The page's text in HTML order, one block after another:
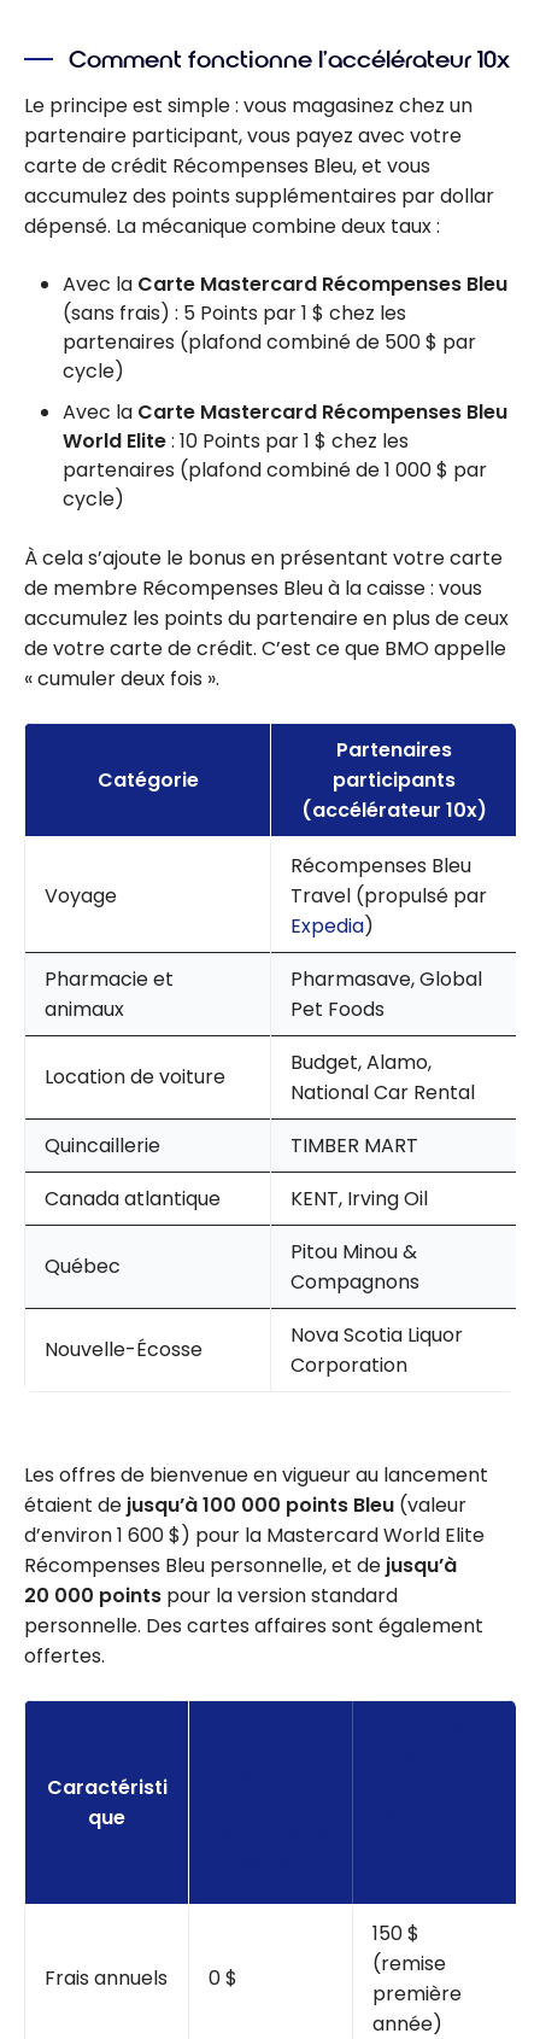
Comment fonctionne l’accélérateur 10x
Le principe est simple : vous magasinez chez un
partenaire participant, vous payez avec votre
carte de crédit Récompenses Bleu, et vous
accumulez des points supplémentaires par dollar
dépensé. La mécanique combine deux taux :
Avec la Carte Mastercard Récompenses Bleu
(sans frais) : 5 Points par 1 $ chez les
partenaires (plafond combiné de 500 $ par
cycle)
Avec la Carte Mastercard Récompenses Bleu
World Elite: 10 Points par 1 $ chez les
partenaires (plafond combiné de 1 000 $ par
cycle)
À cela s’ajoute le bonus en présentant votre carte
de membre Récompenses Bleu à la caisse : vous
accumulez les points du partenaire en plus de ceux
de votre carte de crédit. C’est ce que BMO appelle
« cumuler deux fois ».
Catégorie
Partenaires
participants
(accélérateur 10x)
Voyage
Récompenses Bleu
Travel (propulsé par
Expedia)
Pharmacie et
animaux
Pharmasave, Global
Pet Foods
Location de voiture
Budget, Alamo,
National Car Rental
Quincaillerie
TIMBER MART
Canada atlantique
KENT, Irving Oil
Québec
Pitou Minou &
Compagnons
Nouvelle-Écosse
Nova Scotia Liquor
Corporation
Les offres de bienvenue en vigueur au lancement
étaient de jusqu’à 100 000 points Bleu (valeur
d’environ 1 600 $) pour la Mastercard World Elite
Récompenses Bleu personnelle, et de jusqu’à
20 000 points pour la version standard
personnelle. Des cartes affaires sont également
offertes.
Caractéristi
que
Frais annuels 0 $
150 $
(remise
première
année)